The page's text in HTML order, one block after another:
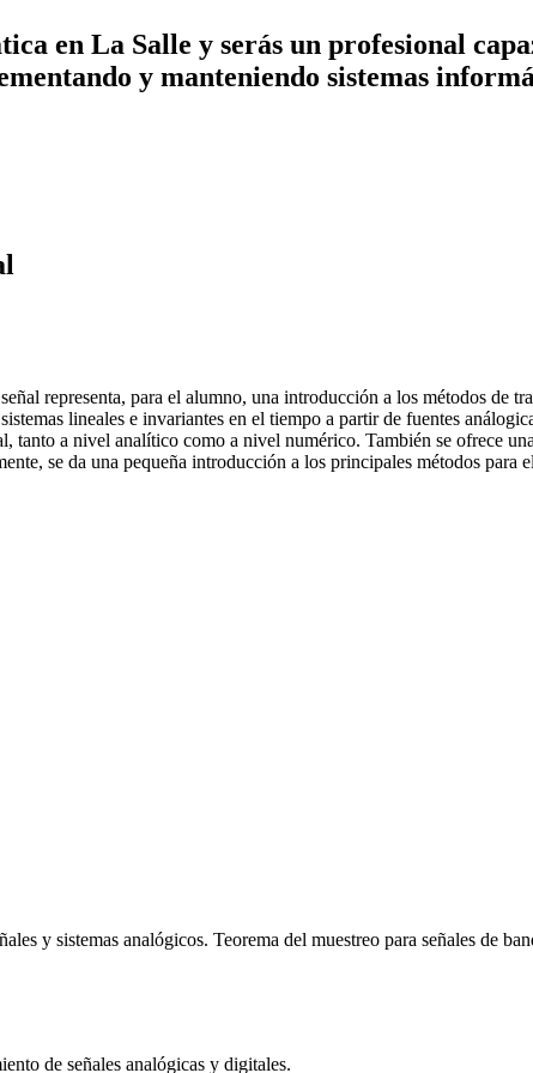
en La Salle y serás un profesional
y manteniendo sistemas
representa, para el alumno, una introducción a los métodos
lineales e invariantes en el tiempo a partir de fuentes
tanto a nivel analítico como a nivel numérico. También se ofrece
se da una pequeña introducción a los principales métodos
y sistemas analógicos. Teorema del muestreo para señales de
de señales analógicas y digitales.